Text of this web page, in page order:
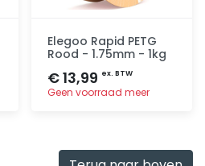
Elegoo Rapid PETG
Rood - 1.75mm - 1kg
€ 13,99 ex. BTW
Geen voorraad meer